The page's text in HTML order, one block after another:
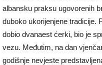
albansku praksu ugovorenih
duboko ukorijenjene tradicije.
dobio dvanaest ćerki, bio je
vezu. Međutim, na dan
godišnje nevjeste